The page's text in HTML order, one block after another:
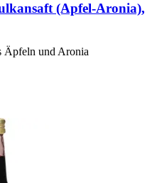
(Apfel-​Aronia),
Äpfeln und Aronia